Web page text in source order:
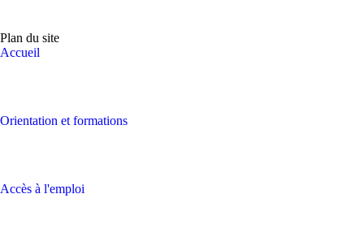
Plan du site
Accueil
Orientation et formations
Accès à l'emploi